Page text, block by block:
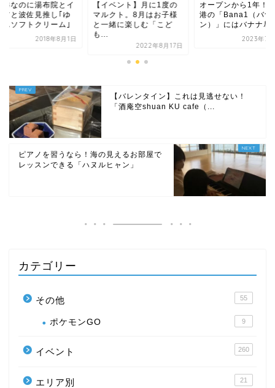
ベント】月に1度の
クト。8月はお子様
緒に楽しむ「こど
オープンから1年！門司
港の「Bana1（バナワ
ン）」にはバナナ尽く...
門司港なのに湯布院
タリアと波佐見推し
ふいんソフトクリー
2018年8
【バレンタイン】これは見逃せない！
「酒庵空shuan KU cafe（...
ピアノを習うなら！海の見えるお部屋で
レッスンできる「ハヌルヒャン」
カテゴリー
その他 55
ポケモンGO 9
イベント 260
エリア別 21